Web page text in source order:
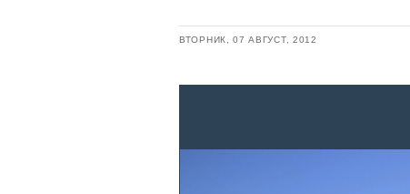
ВТОРНИК, 07 АВГУСТ, 2012